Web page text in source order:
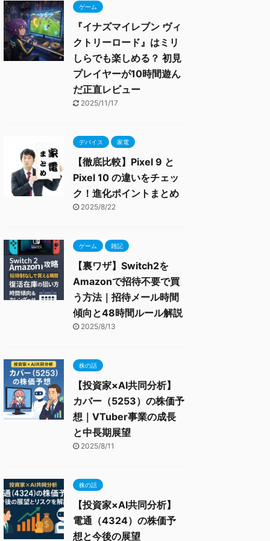
ゲーム
『イナズマイレブン ヴィ
クトリーロード』はミリ
しらでも楽しめる？ 初見
プレイヤーが10時間遊ん
だ正直レビュー
2025/11/17
デバイス 家電
【徹底比較】Pixel 9 と
Pixel 10 の違いをチェッ
ク！進化ポイントまとめ
2025/8/22
ゲーム 雑記
【裏ワザ】Switch2を
Amazonで招待不要で買
う方法｜招待メール時間
傾向と48時間ルール解説
2025/8/13
株の話
【投資家×AI共同分析】
カバー（5253）の株価予
想｜VTuber事業の成長
と中長期展望
2025/8/11
株の話
【投資家×AI共同分析】
電通（4324）の株価予
想と今後の展望